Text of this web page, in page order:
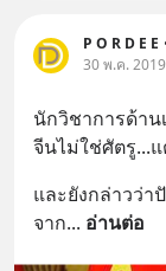
P O R D E E
30 พ.ค.
นักวิชาการด้าน
จีนไม่ใช่ศัตรู...
และยังกล่าวว่า
จาก... อ่านต่อ